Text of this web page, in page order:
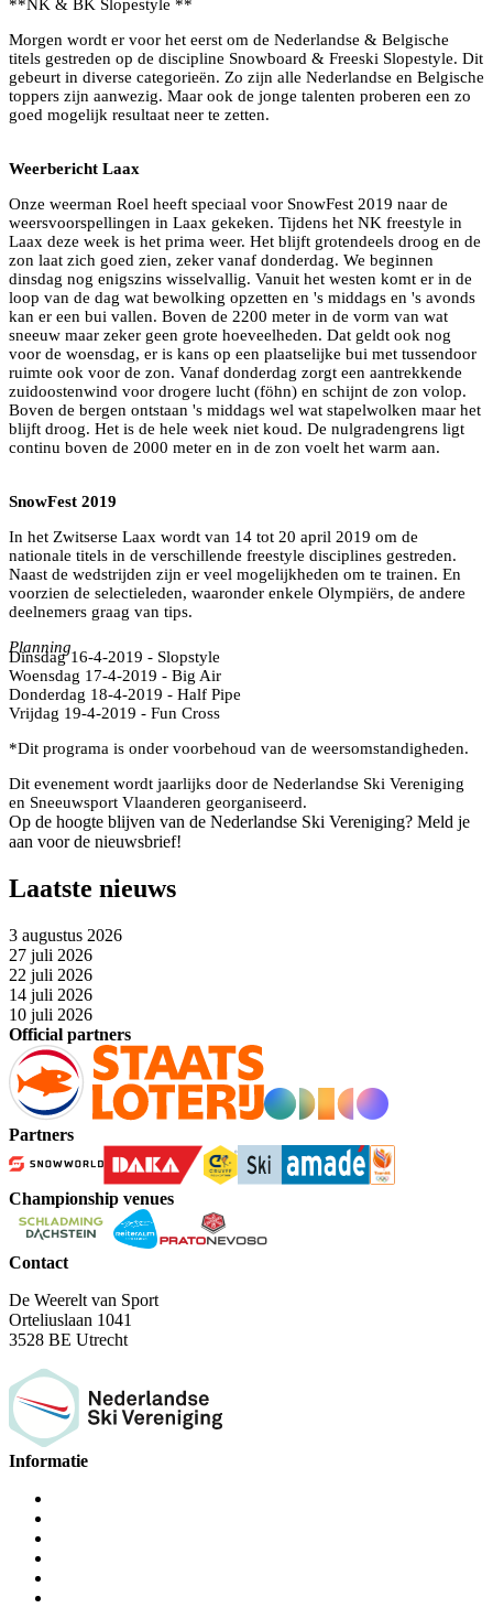
**NK & BK Slopestyle **
Morgen wordt er voor het eerst om de Nederlandse & Belgische
titels gestreden op de discipline Snowboard & Freeski Slopestyle. Dit
gebeurt in diverse categorieën. Zo zijn alle Nederlandse en Belgische
toppers zijn aanwezig. Maar ook de jonge talenten proberen een zo
goed mogelijk resultaat neer te zetten.
Weerbericht Laax
Onze weerman Roel heeft speciaal voor SnowFest 2019 naar de
weersvoorspellingen in Laax gekeken. Tijdens het NK freestyle in
Laax deze week is het prima weer. Het blijft grotendeels droog en de
zon laat zich goed zien, zeker vanaf donderdag. We beginnen
dinsdag nog enigszins wisselvallig. Vanuit het westen komt er in de
loop van de dag wat bewolking opzetten en 's middags en 's avonds
kan er een bui vallen. Boven de 2200 meter in de vorm van wat
sneeuw maar zeker geen grote hoeveelheden. Dat geldt ook nog
voor de woensdag, er is kans op een plaatselijke bui met tussendoor
ruimte ook voor de zon. Vanaf donderdag zorgt een aantrekkende
zuidoostenwind voor drogere lucht (föhn) en schijnt de zon volop.
Boven de bergen ontstaan 's middags wel wat stapelwolken maar het
blijft droog. Het is de hele week niet koud. De nulgradengrens ligt
continu boven de 2000 meter en in de zon voelt het warm aan.
SnowFest 2019
In het Zwitserse Laax wordt van 14 tot 20 april 2019 om de
nationale titels in de verschillende freestyle disciplines gestreden.
Naast de wedstrijden zijn er veel mogelijkheden om te trainen. En
voorzien de selectieleden, waaronder enkele Olympiërs, de andere
deelnemers graag van tips.
Planning
Dinsdag 16-4-2019 - Slopstyle
Woensdag 17-4-2019 - Big Air
Donderdag 18-4-2019 - Half Pipe
Vrijdag 19-4-2019 - Fun Cross
*Dit programa is onder voorbehoud van de weersomstandigheden.
Dit evenement wordt jaarlijks door de Nederlandse Ski Vereniging
en Sneeuwsport Vlaanderen georganiseerd.
Op de hoogte blijven van de Nederlandse Ski Vereniging? Meld je
aan voor de nieuwsbrief!
Laatste nieuws
3 augustus 2026
27 juli 2026
22 juli 2026
14 juli 2026
10 juli 2026
Official partners
Partners
Championship venues
Contact
De Weerelt van Sport
Orteliuslaan 1041
3528 BE Utrecht
Informatie